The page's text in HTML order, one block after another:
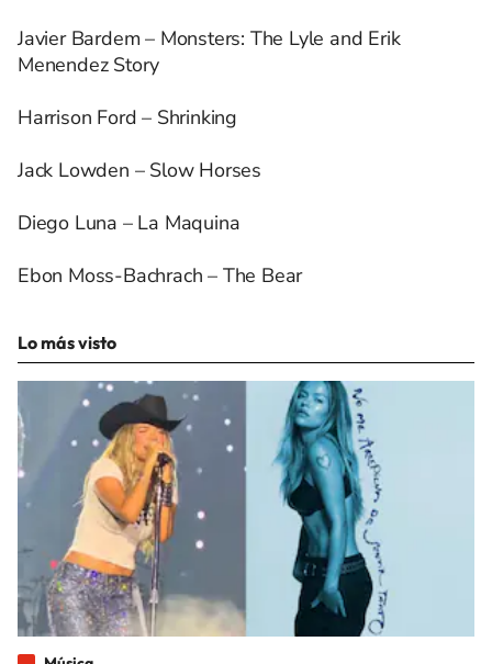
Javier Bardem – Monsters: The Lyle and Erik
Menendez Story
Harrison Ford – Shrinking
Jack Lowden – Slow Horses
Diego Luna – La Maquina
Ebon Moss-Bachrach – The Bear
Lo más visto